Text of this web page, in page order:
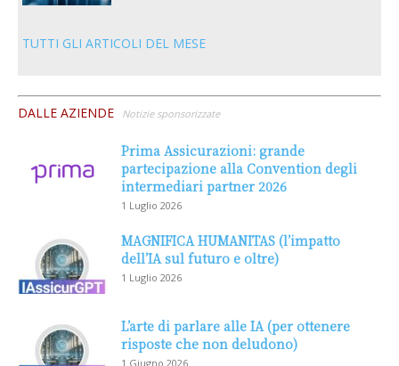
TUTTI GLI ARTICOLI DEL MESE
DALLE AZIENDE Notizie sponsorizzate
Prima Assicurazioni: grande
partecipazione alla Convention degli
intermediari partner 2026
1 Luglio 2026
MAGNIFICA HUMANITAS (l’impatto
dell’IA sul futuro e oltre)
1 Luglio 2026
L’arte di parlare alle IA (per ottenere
risposte che non deludono)
1 Giugno 2026